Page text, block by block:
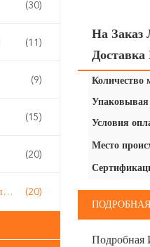
(30)
(11)
(9)
(15)
(20)
Картонная коробка с циппом (20)
На Заказ
Количество
Упаковывая
Условия
Место
Подробная